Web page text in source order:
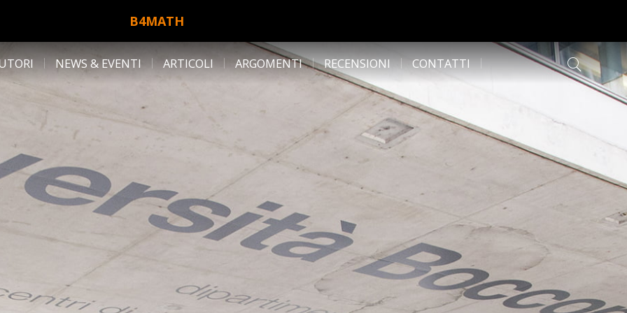
B4MATH
NEWS & EVENTI ARTICOLI ARGOMENTI RECENSIONI CONTATTI